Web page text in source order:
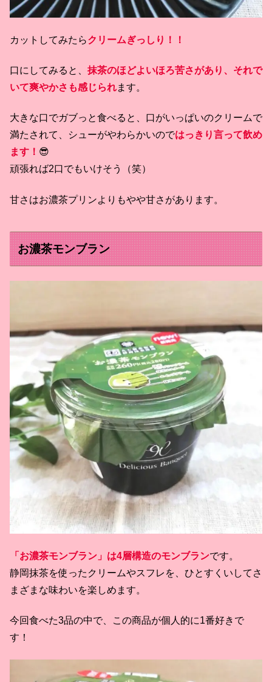
カットしてみたらクリームぎっしり！！
口にしてみると、 抹茶のほどよいほろ苦さがあり、それで
いて爽やかさも感じられます。
大きな口でガブっと食べると、口がいっぱいのクリームで
満たされて、シューがやわらかいのではっきり言って飲め
ます！ 😎
頑張れば2口でもいけそう（笑）
甘さはお濃茶プリンよりもやや甘さがあります。
お濃茶モンブラン
「お濃茶モンブラン」は4層構造のモンブランです。
静岡抹茶を使ったクリームやスフレを、ひとすくいしてさ
まざまな味わいを楽しめます。
今回食べた3品の中で、この商品が個人的に1番好きで
す！